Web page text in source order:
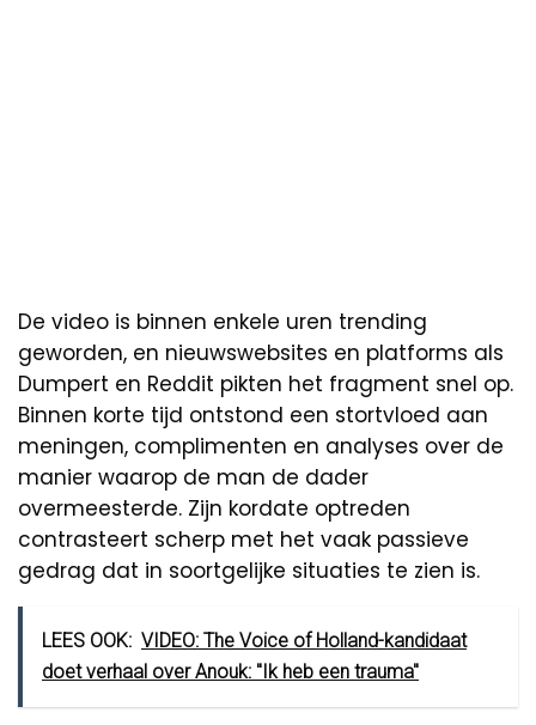
De video is binnen enkele uren trending
geworden, en nieuwswebsites en platforms als
Dumpert en Reddit pikten het fragment snel op.
Binnen korte tijd ontstond een stortvloed aan
meningen, complimenten en analyses over de
manier waarop de man de dader
overmeesterde. Zijn kordate optreden
contrasteert scherp met het vaak passieve
gedrag dat in soortgelijke situaties te zien is.
LEES OOK: VIDEO: The Voice of Holland-kandidaat
doet verhaal over Anouk: ''Ik heb een trauma''